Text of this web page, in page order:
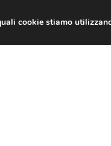
cookie stiamo